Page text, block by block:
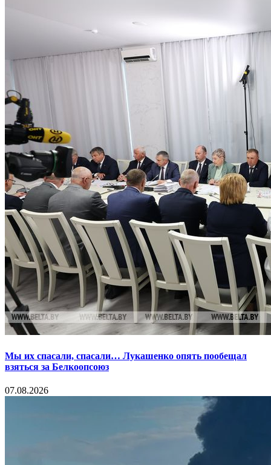
Мы их спасали, спасали… Лукашенко опять пообещал
взяться за Белкоопсоюз
07.08.2026